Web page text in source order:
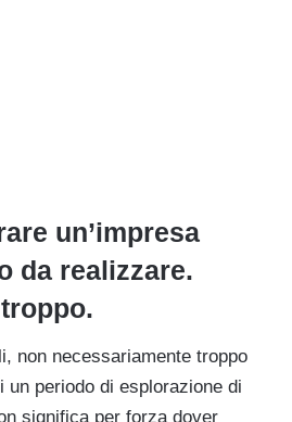
un’impresa
da realizzare.
non necessariamente troppo
periodo di esplorazione di
significa per forza dover